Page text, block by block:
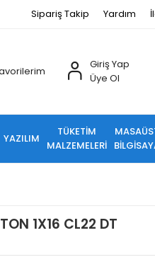
Sipariş Takip Yardım
Giriş Yap
Üye Ol
YAZILIM
TÜKETİM
MALZEMELERİ
1X16 CL22 DT